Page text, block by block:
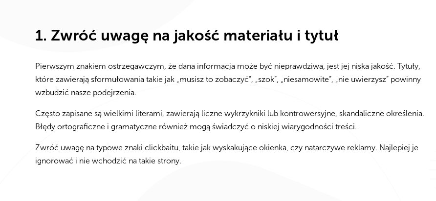
1. Zwróć uwagę na jakość materiału i tytuł
Pierwszym znakiem ostrzegawczym, że dana informacja może być nieprawdziwa, jest jej niska jakość. Tytuły,
które zawierają sformułowania takie jak „musisz to zobaczyć”, „szok”, „niesamowite”, „nie uwierzysz” powinny
wzbudzić nasze podejrzenia.
Często zapisane są wielkimi literami, zawierają liczne wykrzykniki lub kontrowersyjne, skandaliczne określenia.
Błędy ortograficzne i gramatyczne również mogą świadczyć o niskiej wiarygodności treści.
Zwróć uwagę na typowe znaki clickbaitu, takie jak wyskakujące okienka, czy natarczywe reklamy. Najlepiej je
ignorować i nie wchodzić na takie strony.